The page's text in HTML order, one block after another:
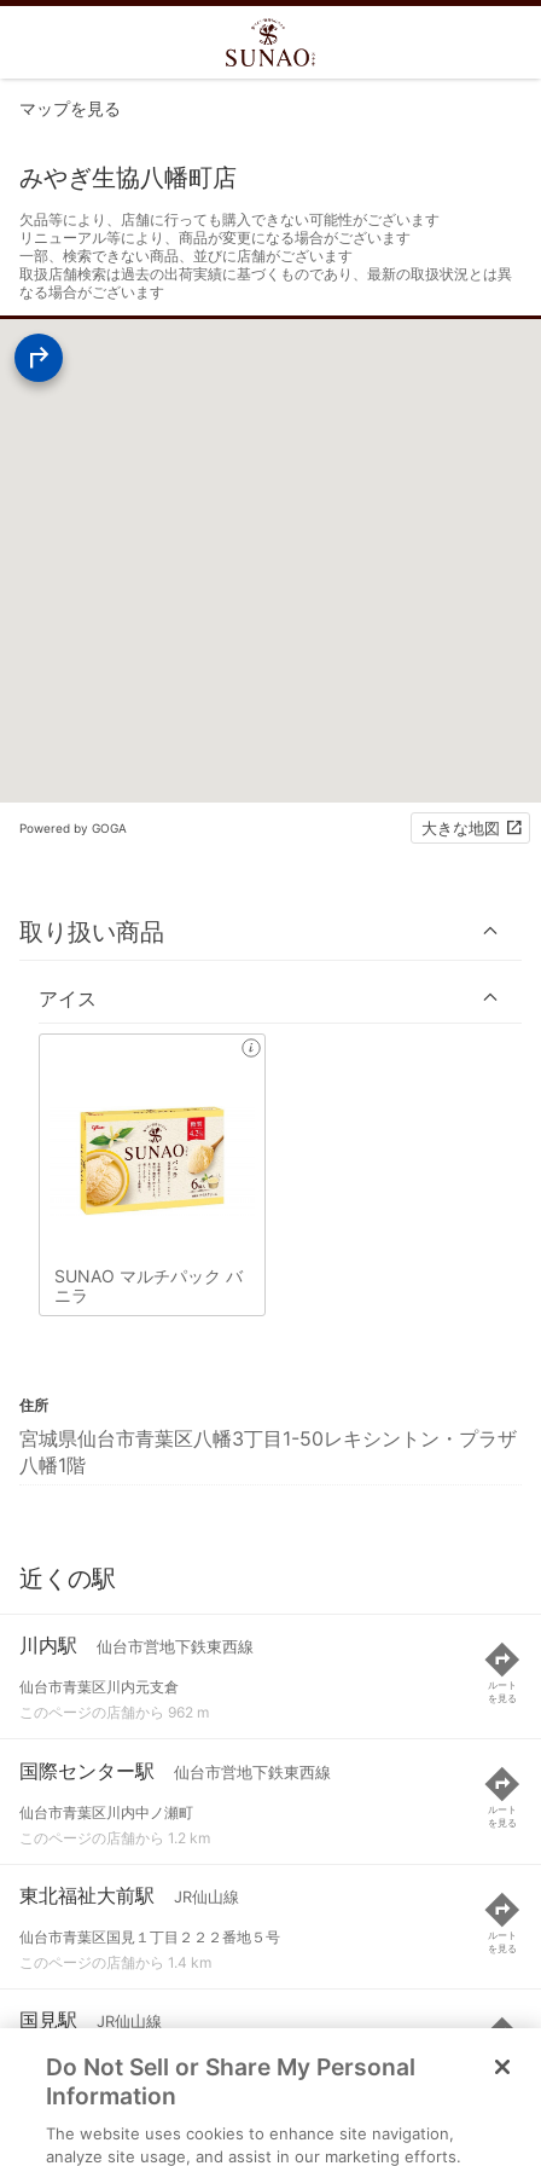
マップを見る
みやぎ生協八幡町店
欠品等により、店舗に行っても購入できない可能性がございます
リニューアル等により、商品が変更になる場合がございます
一部、検索できない商品、並びに店舗がございます
取扱店舗検索は過去の出荷実績に基づくものであり、最新の取扱状況とは異
なる場合がございます
Powered by GOGA 大きな地図
取り扱い商品
アイス
SUNAO マルチパック バ
ニラ
住所
宮城県仙台市青葉区八幡3丁目1-50レキシントン・プラザ
八幡1階
近くの駅
川内駅 仙台市営地下鉄東西線
仙台市青葉区川内元支倉
このページの店舗から 962 m
ルート
を見る
国際センター駅 仙台市営地下鉄東西線
仙台市青葉区川内中ノ瀬町
このページの店舗から 1.2 km
ルート
を見る
東北福祉大前駅 JR仙山線
仙台市青葉区国見１丁目２２２番地５号
このページの店舗から 1.4 km
ルート
を見る
国見駅 JR仙山線
仙台市青葉区荒巻字坊主門
このページの店舗から 1.5 km
ルート
を見る
大町西公園駅 仙台市営地下鉄東西線
Do Not Sell or Share My Personal
Information
The website uses cookies to enhance site navigation,
analyze site usage, and assist in our marketing efforts.